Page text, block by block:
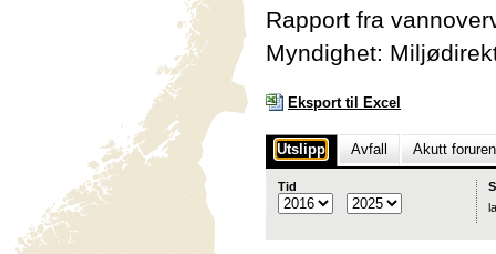
Rapport fra
Myndighet:
Eksport til Excel
Utslipp Avfall Akutt
Tid